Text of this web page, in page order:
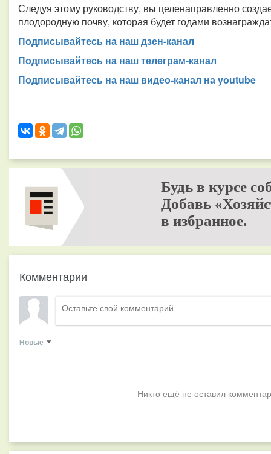
Следуя этому руководству, вы целенаправленно
плодородную почву, которая будет годами
Подписывайтесь на наш дзен-канал
Подписывайтесь на наш телеграм-канал
Подписывайтесь на наш видео-канал на youtube
Будь в курсе
Добавь
в избранное.
Комментарии
Новые
Никто ещё не оставил